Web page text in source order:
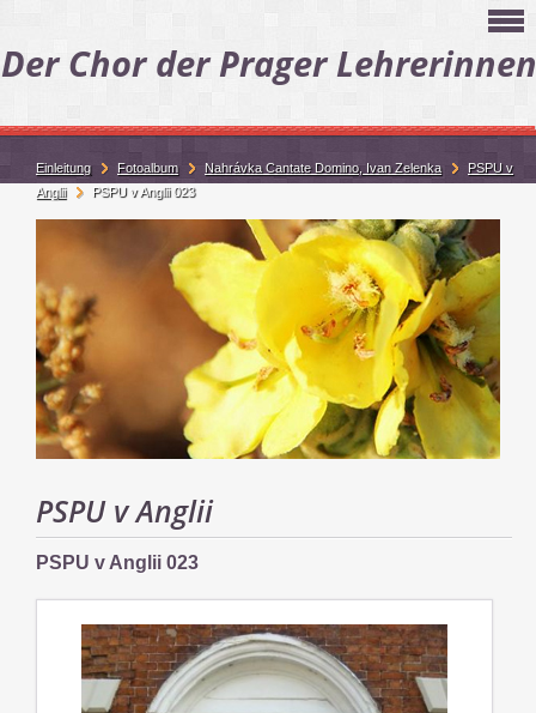
Der Chor der Prager Lehrerinnen
PSPU v Anglii
PSPU v Anglii 023
Einleitung Fotoalbum Nahrávka Cantate Domino, Ivan Zelenka
PSPU v
Anglii
PSPU v Anglii 023